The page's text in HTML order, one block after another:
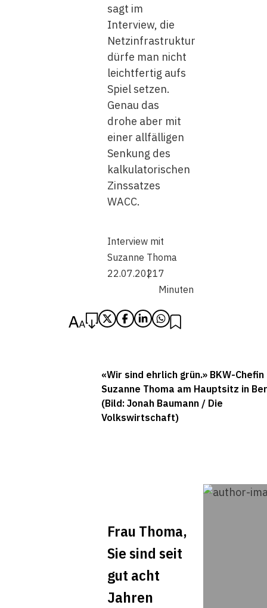
sagt im
Interview, die
Netzinfrastruktur
dürfe man nicht
leichtfertig aufs
Spiel setzen.
Genau das
drohe aber mit
einer allfälligen
Senkung des
kalkulatorischen
Zinssatzes
WACC.
Interview mit
Suzanne Thoma
22.07.20217
Minuten
«Wir sind ehrlich grün.» BKW-Chefin
Suzanne Thoma am Hauptsitz in
(Bild: Jonah Baumann / Die
Volkswirtschaft)
Frau Thoma,
Sie sind seit
gut acht
Jahren